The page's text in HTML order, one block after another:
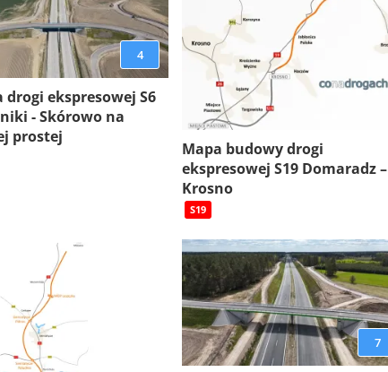
4
drogi ekspresowej S6
- Skórowo na
prostej
Mapa budowy drogi
ekspresowej S19 Domaradz –
Krosno
S19
7